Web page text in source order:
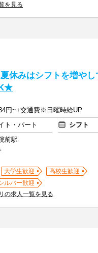
を見る
夏休みはシフトを増や
円~+交通費※日曜時給UP
ト・パート シフト
前駅
大学生歓迎
高校生歓迎
ルバー歓迎
の求人一覧を見る